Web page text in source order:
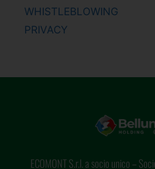
WHISTLEBLOWING
PRIVACY
ECOMONT S.r.l. a socio unico –